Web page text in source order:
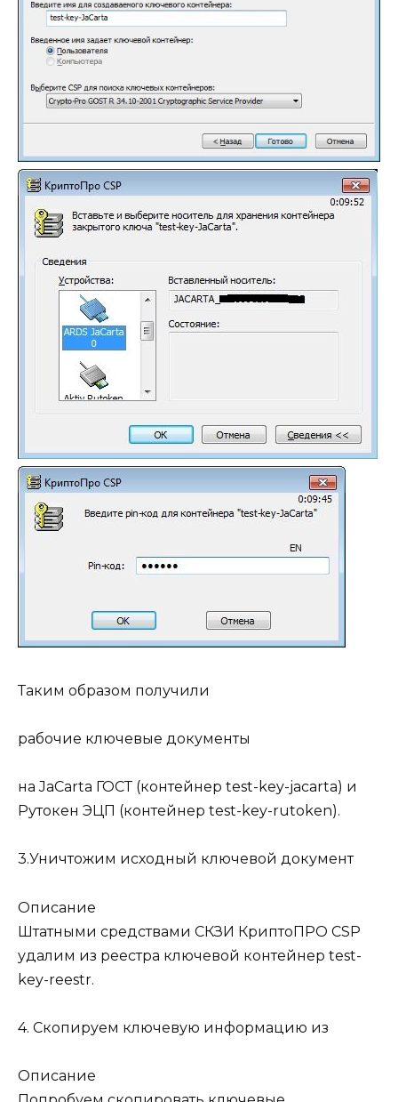
Таким образом получили
рабочие ключевые документы
на JaCarta ГОСТ (контейнер test-key-jacarta) и
Рутокен ЭЦП (контейнер test-key-rutoken).
3.Уничтожим исходный ключевой документ
Описание
Штатными средствами СКЗИ КриптоПРО CSP
удалим из реестра ключевой контейнер test-
key-reestr.
4. Скопируем ключевую информацию из
Описание